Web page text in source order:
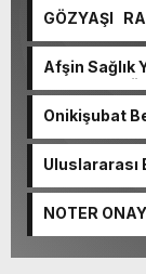
GÖZYAŞI
Afşin Sağlık
Okulunda
Onikişubat
Uluslararası
NOTER